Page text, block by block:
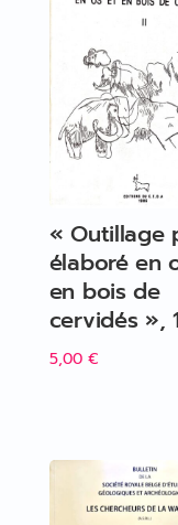
« Outillage
élaboré en
en bois de
cervidés »,
5,00 €